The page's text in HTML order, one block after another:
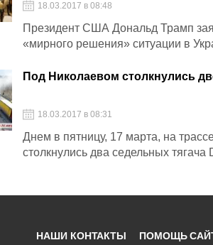
18.03.2017 в 08:48
Президент США Дональд Трамп
«мирного решения» ситуации в
Под Николаевом столкнулись
18.03.2017 в 08:31
Днем в пятницу, 17 марта, на
столкнулись два седельных
НАШИ КОНТАКТЫ ПОМОЩЬ